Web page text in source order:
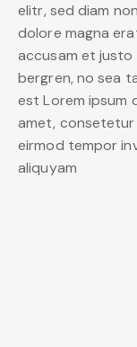
elitr, sed diam
dolore magna
accusam et
bergren, no sea
est Lorem ipsum
amet, consetetur
eirmod tempor
aliquyam